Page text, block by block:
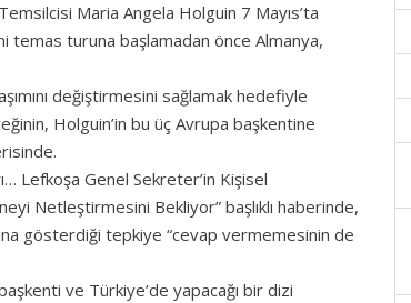
Maria Angela Holguin 7 Mayıs’ta
temas turuna başlamadan önce Almanya,
değiştirmesini sağlamak hedefiyle
Holguin’in bu üç Avrupa başkentine
Lefkoşa Genel Sekreter’in Kişisel
Netleştirmesini Bekliyor” başlıklı haberinde,
gösterdiği tepkiye “cevap vermemesinin de
ve Türkiye’de yapacağı bir dizi